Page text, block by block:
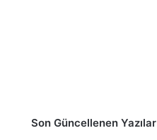
Son Güncellenen Yazılar